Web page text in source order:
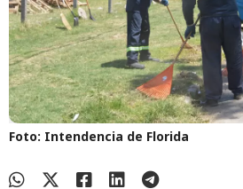
Foto: Intendencia de Florida